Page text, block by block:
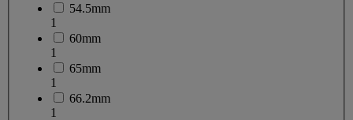
54.5mm
1
60mm
1
65mm
1
66.2mm
1